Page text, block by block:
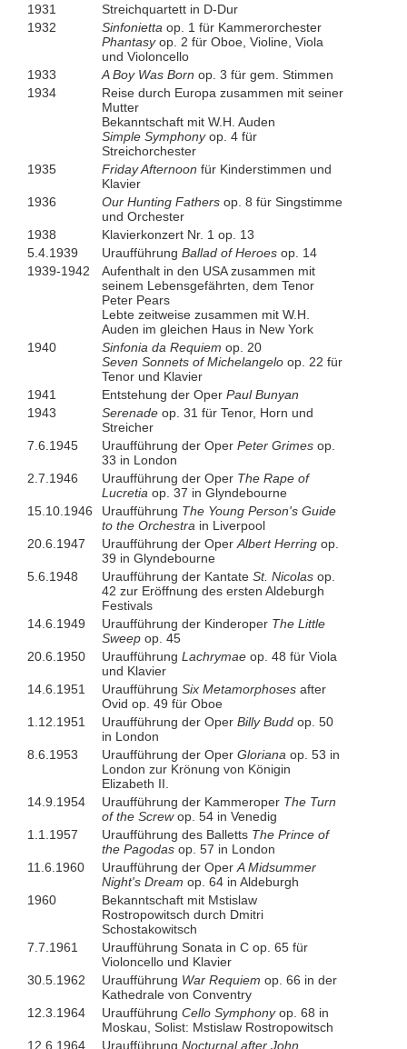
1931
Streichquartett in D-Dur
1932
Sinfoniettaop. 1 für Kammerorchester
Phantasyop. 2 für Oboe, Violine, Viola
und Violoncello
1933
A Boy Was Born op. 3 für gem. Stimmen
1934
Reise durch Europa zusammen mit seiner
Mutter
Bekanntschaft mit W.H. Auden
Simple Symphonyop. 4 für
Streichorchester
1935
Friday Afternoon für Kinderstimmen und
Klavier
1936
Our Hunting Fathersop. 8 für Singstimme
und Orchester
1938
Klavierkonzert Nr. 1 op. 13
5.4.1939
Uraufführung Ballad of Heroesop. 14
1939-1942
Aufenthalt in den USA zusammen mit
seinem Lebensgefährten, dem Tenor
Peter Pears
Lebte zeitweise zusammen mit W.H.
Auden im gleichen Haus in New York
1940
Sinfonia da Requiem op. 20
Seven Sonnets of Michelangeloop. 22 für
Tenor und Klavier
1941
Entstehung der Oper Paul Bunyan
1943
Serenadeop. 31 für Tenor, Horn und
Streicher
7.6.1945
Uraufführung der Oper Peter Grimesop.
33 in London
2.7.1946
Uraufführung der Oper The Rape of
Lucretiaop. 37 in Glyndebourne
15.10.1946
Uraufführung The Young Person's Guide
to the Orchestrain Liverpool
20.6.1947
Uraufführung der OperAlbert Herringop.
39 in Glyndebourne
5.6.1948
Uraufführung der Kantate St. Nicolasop.
42 zur Eröffnung des ersten Aldeburgh
Festivals
14.6.1949
Uraufführung der Kinderoper The Little
Sweepop. 45
20.6.1950
Uraufführung Lachrymaeop. 48 für Viola
und Klavier
14.6.1951
Uraufführung Six Metamorphosesafter
Ovid op. 49 für Oboe
1.12.1951
Uraufführung der Oper Billy Buddop. 50
in London
8.6.1953
Uraufführung der Oper Glorianaop. 53 in
London zur Krönung von Königin
Elizabeth II.
14.9.1954
Uraufführung der Kammeroper The Turn
of the Screwop. 54 in Venedig
1.1.1957
Uraufführung des Balletts The Prince of
the Pagodasop. 57 in London
11.6.1960
Uraufführung der OperA Midsummer
Night's Dream op. 64 in Aldeburgh
1960
Bekanntschaft mit Mstislaw
Rostropowitsch durch Dmitri
Schostakowitsch
7.7.1961
Uraufführung Sonata in C op. 65 für
Violoncello und Klavier
30.5.1962
Uraufführung War Requiem op. 66 in der
Kathedrale von Conventry
12.3.1964
Uraufführung Cello Symphonyop. 68 in
Moskau, Solist: Mstislaw Rostropowitsch
12.6.1964
Uraufführung Nocturnal after John